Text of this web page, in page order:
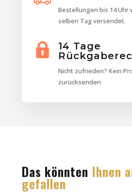
Bestellungen bis 14 Uhr
selben Tag versendet.
14 Tage
Nicht zufrieden? Kein
zurücksenden
Das könnten Ihnen
gefallen